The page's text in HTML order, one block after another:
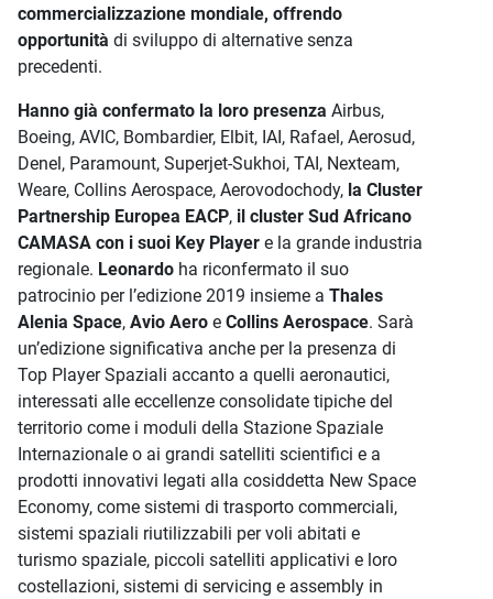
commercializzazione mondiale, offrendo
opportunità di sviluppo di alternative senza
precedenti.
Hanno già confermato la loro presenza Airbus,
Boeing, AVIC, Bombardier, Elbit, IAI, Rafael, Aerosud,
Denel, Paramount, Superjet-Sukhoi, TAI, Nexteam,
Weare, Collins Aerospace, Aerovodochody, la Cluster
Partnership Europea EACP, il cluster Sud Africano
CAMASA con i suoi Key Player e la grande industria
regionale. Leonardo ha riconfermato il suo
patrocinio per l’edizione 2019 insieme a Thales
Alenia Space, Avio Aero e Collins Aerospace. Sarà
un’edizione significativa anche per la presenza di
Top Player Spaziali accanto a quelli aeronautici,
interessati alle eccellenze consolidate tipiche del
territorio come i moduli della Stazione Spaziale
Internazionale o ai grandi satelliti scientifici e a
prodotti innovativi legati alla cosiddetta New Space
Economy, come sistemi di trasporto commerciali,
sistemi spaziali riutilizzabili per voli abitati e
turismo spaziale, piccoli satelliti applicativi e loro
costellazioni, sistemi di servicing e assembly in